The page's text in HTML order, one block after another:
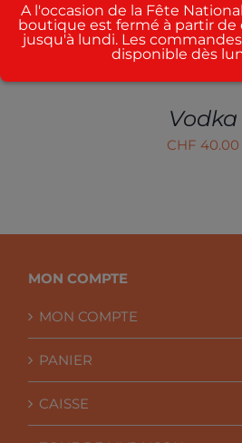
Vodka
CHF 40.00
MON COMPTE
MON COMPTE
PANIER
CAISSE
A l'occasion de la Fête
boutique est fermé à partir de
jusqu'à lundi. Les
disponible dès